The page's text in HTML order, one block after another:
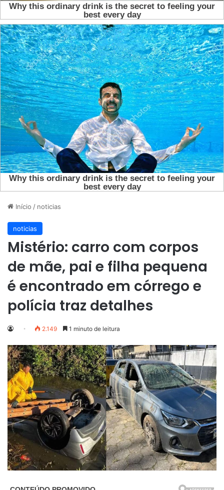
Início / noticias
noticias
Mistério: carro com corpos
de mãe, pai e filha pequena
é encontrado em córrego e
polícia traz detalhes
2.149 1 minuto de leitura